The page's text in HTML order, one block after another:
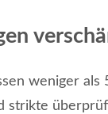
weniger als
strikte